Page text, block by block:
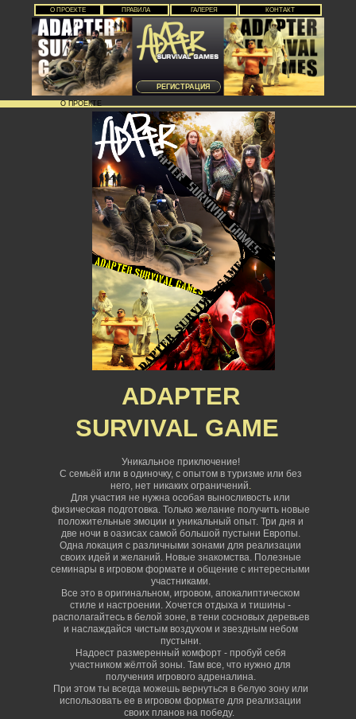
О ПРОЕКТЕ ПРАВИЛА ГАЛЕРЕЯ КОНТАКТ
РЕГИСТРАЦИЯ
О ПРОЕКТЕ
ADAPTER
SURVIVAL GAME
Уникальное приключение!
С семьёй или в одиночку, с опытом в туризме или без
него, нет никаких ограничений.
Для участия не нужна особая выносливость или
физическая подготовка. Только желание получить новые
положительные эмоции и уникальный опыт. Три дня и
две ночи в оазисах самой большой пустыни Европы.
Одна локация с различными зонами для реализации
своих идей и желаний. Новые знакомства. Полезные
семинары в игровом формате и общение с интересными
участниками.
Все это в оригинальном, игровом, апокалиптическом
стиле и настроении. Хочется отдыха и тишины -
располагайтесь в белой зоне, в тени сосновых деревьев
и наслаждайся чистым воздухом и звездным небом
пустыни.
Надоест размеренный комфорт - пробуй себя
участником жёлтой зоны. Там все, что нужно для
получения игрового адреналина.
При этом ты всегда можешь вернуться в белую зону или
использовать ее в игровом формате для реализации
своих планов на победу.